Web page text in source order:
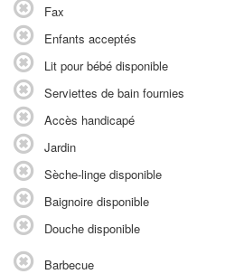
Fax
Enfants acceptés
Lit pour bébé disponible
Serviettes de bain fournies
Accès handicapé
Jardin
Sèche-linge disponible
Baignoire disponible
Douche disponible
Barbecue